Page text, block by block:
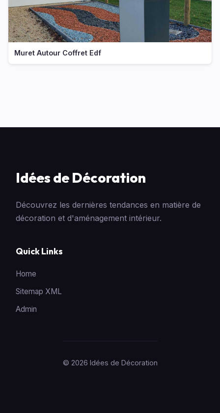
Muret Autour Coffret Edf
Idées de Décoration
Découvrez les dernières tendances en matière de
décoration et d'aménagement intérieur.
Quick Links
Home
Sitemap XML
Admin
© 2026 Idées de Décoration